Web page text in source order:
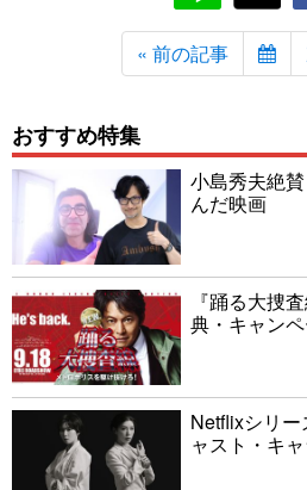
« 前の記事
おすすめ特集
小島秀夫絶
んだ映画
『踊る大捜
典・キャン
Netflixシリ
ャスト・キ